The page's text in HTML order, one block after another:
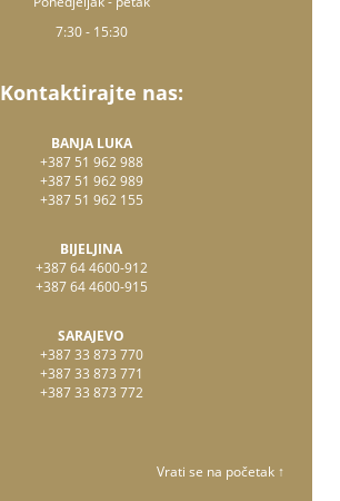
7:30 - 15:30
Kontaktirajte nas:
BANJA LUKA
+387 51 962 988
+387 51 962 989
+387 51 962 155
BIJELJINA
+387 64 4600-912
+387 64 4600-915
SARAJEVO
+387 33 873 770
+387 33 873 771
+387 33 873 772
Vrati se na početak ↑